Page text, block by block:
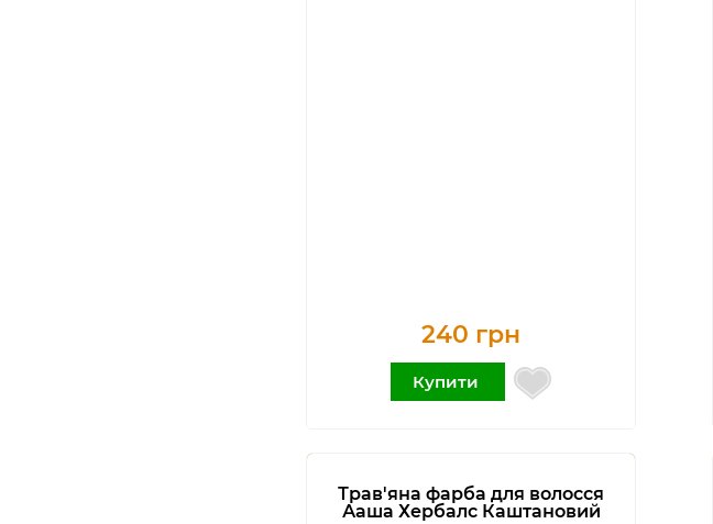
240 грн
Купити
Трав'яна фарба для волосся
Ааша Хербалс Каштановий